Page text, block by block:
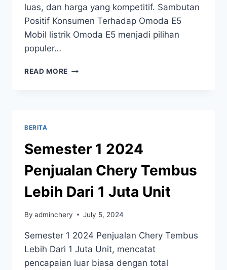
luas, dan harga yang kompetitif. Sambutan
Positif Konsumen Terhadap Omoda E5
Mobil listrik Omoda E5 menjadi pilihan
populer…
READ MORE
BERITA
Semester 1 2024
Penjualan Chery Tembus
Lebih Dari 1 Juta Unit
By adminchery July 5, 2024
Semester 1 2024 Penjualan Chery Tembus
Lebih Dari 1 Juta Unit, mencatat
pencapaian luar biasa dengan total